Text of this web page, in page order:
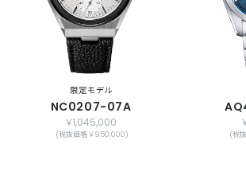
限定モデル
NC0207-07A
￥1,045,000
(税抜価格 ￥950,000) (税